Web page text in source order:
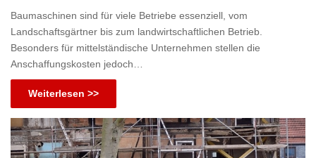
Baumaschinen sind für viele Betriebe essenziell, vom
Landschaftsgärtner bis zum landwirtschaftlichen Betrieb.
Besonders für mittelständische Unternehmen stellen die
Anschaffungskosten jedoch…
Weiterlesen >>